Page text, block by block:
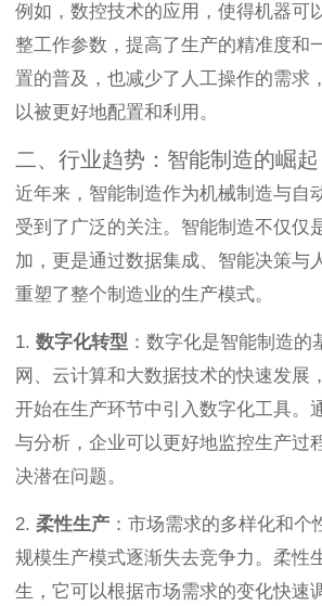
例如，数控技术的应用，使得机器可
整工作参数，提高了生产的精准度和
置的普及，也减少了人工操作的需求
以被更好地配置和利用。
二、行业趋势：智能制造的崛起
近年来，智能制造作为机械制造与自
受到了广泛的关注。智能制造不仅仅
加，更是通过数据集成、智能决策与
重塑了整个制造业的生产模式。
1. 数字化转型 ：数字化是智能制造的
网、云计算和大数据技术的快速发展
开始在生产环节中引入数字化工具。
与分析，企业可以更好地监控生产过
决潜在问题。
2. 柔性生产 ：市场需求的多样化和个
规模生产模式逐渐失去竞争力。柔性
生，它可以根据市场需求的变化快速